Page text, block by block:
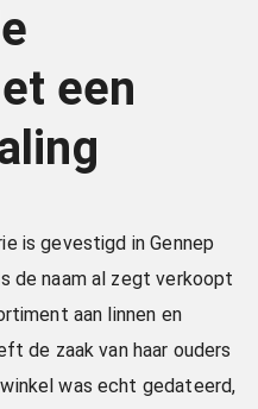
een
is gevestigd in Gennep
de naam al zegt verkoopt
aan linnen en
de zaak van haar ouders
was echt gedateerd,